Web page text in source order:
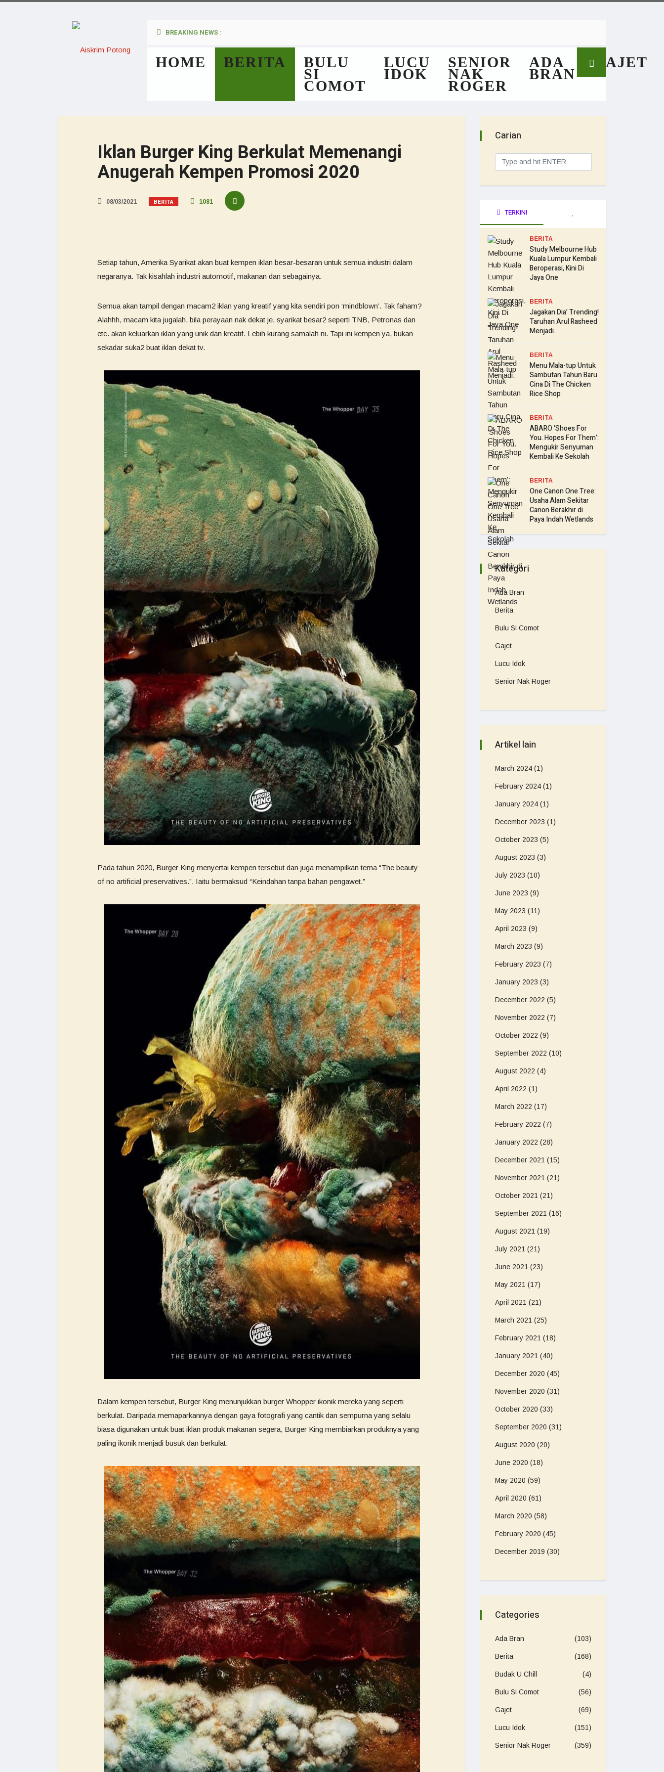
BREAKING NEWS :
HOME BERITA BULU
SI
COMOT
LUCU
IDOK
SENIOR
NAK
ROGER
ADA
BRAN
GAJET
Iklan Burger King Berkulat Memenangi
Anugerah Kempen Promosi 2020
08/03/2021 BERITA 1081
Setiap tahun, Amerika Syarikat akan buat kempen iklan besar-besaran untuk semua industri dalam
negaranya. Tak kisahlah industri automotif, makanan dan sebagainya.
Semua akan tampil dengan macam2 iklan yang kreatif yang kita sendiri pon ‘mindblown’. Tak faham?
Alahhh, macam kita jugalah, bila perayaan nak dekat je, syarikat besar2 seperti TNB, Petronas dan
etc. akan keluarkan iklan yang unik dan kreatif. Lebih kurang samalah ni. Tapi ini kempen ya, bukan
sekadar suka2 buat iklan dekat tv.
Pada tahun 2020, Burger King menyertai kempen tersebut dan juga menampilkan tema “The beauty
of no artificial preservatives.”. Iaitu bermaksud “Keindahan tanpa bahan pengawet.”
Dalam kempen tersebut, Burger King menunjukkan burger Whopper ikonik mereka yang seperti
berkulat. Daripada memaparkannya dengan gaya fotografi yang cantik dan sempurna yang selalu
biasa digunakan untuk buat iklan produk makanan segera, Burger King membiarkan produknya yang
paling ikonik menjadi busuk dan berkulat.
Carian
TERKINI
BERITA
Study Melbourne Hub
Kuala Lumpur Kembali
Beroperasi, Kini Di
Jaya One
BERITA
Jagakan Dia’ Trending!
Taruhan Arul Rasheed
Menjadi.
BERITA
Menu Mala-tup Untuk
Sambutan Tahun Baru
Cina Di The Chicken
Rice Shop
BERITA
ABARO ‘Shoes For
You. Hopes For Them’:
Mengukir Senyuman
Kembali Ke Sekolah
BERITA
One Canon One Tree:
Usaha Alam Sekitar
Canon Berakhir di
Paya Indah Wetlands
Kategori
Ada Bran
Berita
Bulu Si Comot
Gajet
Lucu Idok
Senior Nak Roger
Artikel lain
March 2024 (1)
February 2024 (1)
January 2024 (1)
December 2023 (1)
October 2023 (5)
August 2023 (3)
July 2023 (10)
June 2023 (9)
May 2023 (11)
April 2023 (9)
March 2023 (9)
February 2023 (7)
January 2023 (3)
December 2022 (5)
November 2022 (7)
October 2022 (9)
September 2022 (10)
August 2022 (4)
April 2022 (1)
March 2022 (17)
February 2022 (7)
January 2022 (28)
December 2021 (15)
November 2021 (21)
October 2021 (21)
September 2021 (16)
August 2021 (19)
July 2021 (21)
June 2021 (23)
May 2021 (17)
April 2021 (21)
March 2021 (25)
February 2021 (18)
January 2021 (40)
December 2020 (45)
November 2020 (31)
October 2020 (33)
September 2020 (31)
August 2020 (20)
June 2020 (18)
May 2020 (59)
April 2020 (61)
March 2020 (58)
February 2020 (45)
December 2019 (30)
Categories
Ada Bran (103)
Berita (168)
Budak U Chill (4)
Bulu Si Comot (56)
Gajet (69)
Lucu Idok (151)
Senior Nak Roger (359)